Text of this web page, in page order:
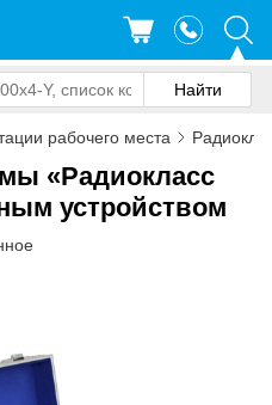
рабочего места
«Радиокласс
устройством